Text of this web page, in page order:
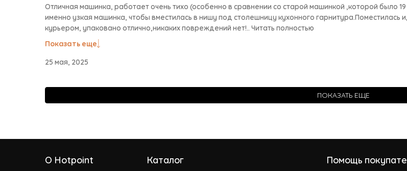
Отличная машинка, работает очень тихо (особенно в сравнении со старой машинкой ,которой было
именно узкая машинка, чтобы вместилась в нишу под столешницу кухонного
курьером, упаковано отлично,никаких повреждений нет!.. Читать полностью
Показать еще
25 мая, 2025
ПОКАЗАТЬ ЕЩЕ
О Hotpoint Каталог Помощь